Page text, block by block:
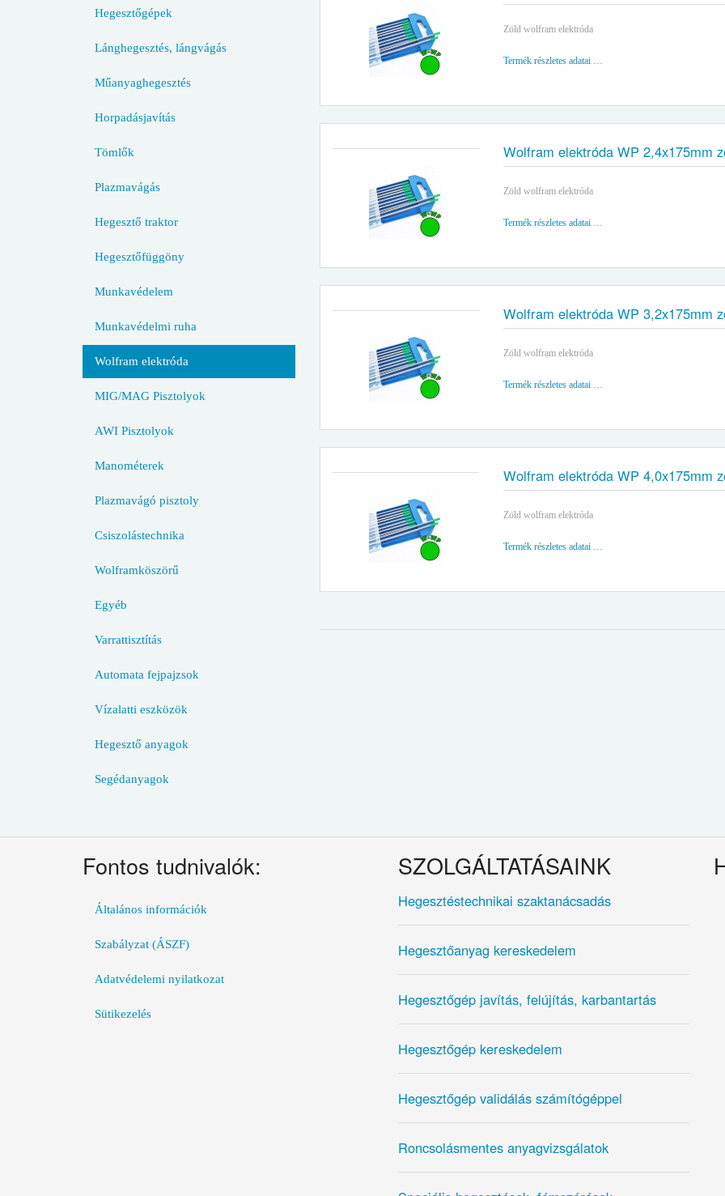
Zöld wolfram elektróda
Termék részletes adatai …
Wolfram elektróda WP 2,4x175mm
Zöld wolfram elektróda
Termék részletes adatai …
Wolfram elektróda WP 3,2x175mm
Zöld wolfram elektróda
Termék részletes adatai …
Wolfram elektróda WP 4,0x175mm
Zöld wolfram elektróda
Termék részletes adatai …
Hegesztőgépek
Lánghegesztés, lángvágás
Műanyaghegesztés
Horpadásjavítás
Tömlők
Plazmavágás
Hegesztő traktor
Hegesztőfüggöny
Munkavédelem
Munkavédelmi ruha
Wolfram elektróda
MIG/MAG Pisztolyok
AWI Pisztolyok
Manométerek
Plazmavágó pisztoly
Csiszolástechnika
Wolframköszörű
Egyéb
Varrattisztítás
Automata fejpajzsok
Vízalatti eszközök
Hegesztő anyagok
Segédanyagok
Fontos tudnivalók:
Általános információk
Szabályzat (ÁSZF)
Adatvédelemi nyilatkozat
Sütikezelés
SZOLGÁLTATÁSAINK
Hegesztéstechnikai szaktanácsadás
Hegesztőanyag kereskedelem
Hegesztőgép javítás, felújítás, karbantartás
Hegesztőgép kereskedelem
Hegesztőgép validálás számítógéppel
Roncsolásmentes anyagvizsgálatok